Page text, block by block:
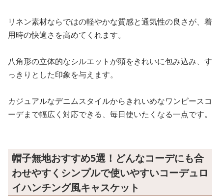
リネン素材ならではの軽やかな質感と通気性の良さが、着
用時の快適さを高めてくれます。
八角形の立体的なシルエットが頭をきれいに包み込み、す
っきりとした印象を与えます。
カジュアルなデニムスタイルからきれいめなワンピースコ
ーデまで幅広く対応できる、毎日使いたくなる一点です。
帽子無地おすすめ5選！どんなコーデにも合
わせやすくシンプルで使いやすいコーデュロ
イハンチング風キャスケット